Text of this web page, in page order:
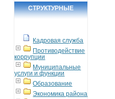
СТРУКТУРНЫЕ
Кадровая служба
Противодействие
коррупции
Муниципальные
услуги и функции
Образование
Экономика района